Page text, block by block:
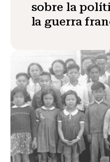
sobre la
la guerra